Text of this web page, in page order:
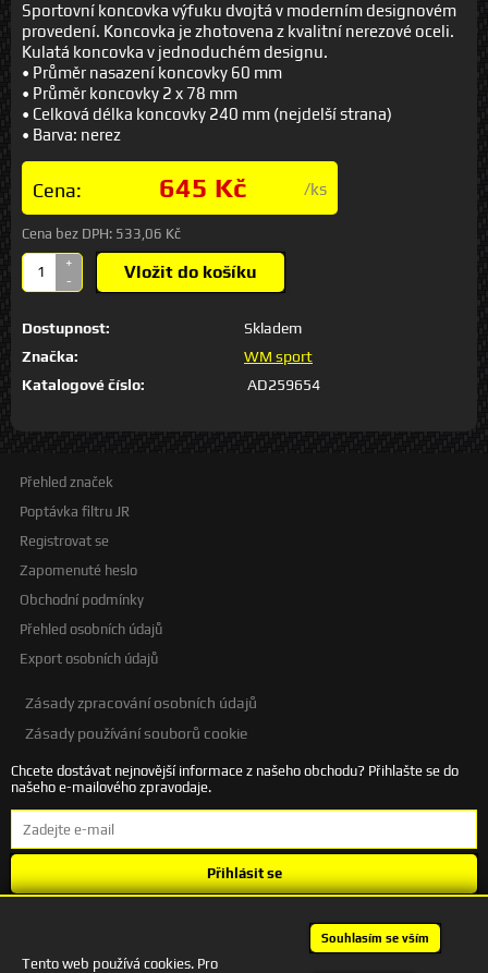
Sportovní koncovka výfuku dvojtá v moderním designovém
provedení. Koncovka je zhotovena z kvalitní nerezové oceli.
Kulatá koncovka v jednoduchém designu.
• Průměr nasazení koncovky 60 mm
• Průměr koncovky 2 x 78 mm
• Celková délka koncovky 240 mm (nejdelší strana)
• Barva: nerez
Cena: 645 Kč /ks
Cena bez DPH: 533,06 Kč
+
-
Vložit do košíku
Dostupnost:
Skladem
Značka:
WM sport
Katalogové číslo:
AD259654
Přehled značek
Poptávka filtru JR
Registrovat se
Zapomenuté heslo
Obchodní podmínky
Přehled osobních údajů
Export osobních údajů
Zásady zpracování osobních údajů
Zásady používání souborů cookie
Chcete dostávat nejnovější informace z našeho obchodu? Přihlašte se do
našeho e-mailového zpravodaje.
Přihlásit se
Tento web používá cookies. Pro
Souhlasím se vším